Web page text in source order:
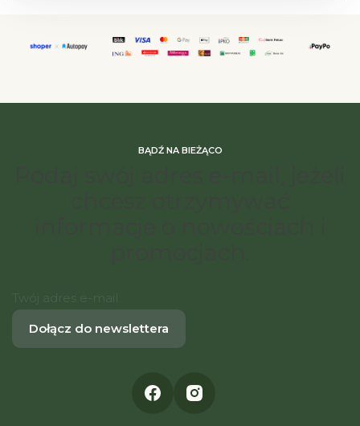
BĄDŹ NA BIEŻĄCO
Twój adres e-mail
Dołącz do newslettera